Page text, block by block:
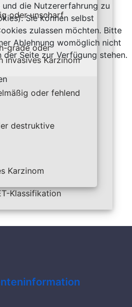
oder unscharf
grade oder
invasivesKarzinom
oder fehlend
destruktive
Karzinom
Klassifikation
und die Nutzererfahrung zu
Sie können selbst
zulassen möchten. Bitte
Ablehnung womöglich nicht
der Seite zur Verfügung stehen.